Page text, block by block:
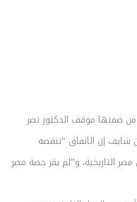
ضمنها موقف الدكتور نصر
شايف إن الاتفاق “تنقصه
التاريخية، و”لم يقر حصة مصر